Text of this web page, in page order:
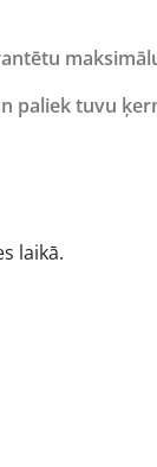
paliek tuvu
laikā.